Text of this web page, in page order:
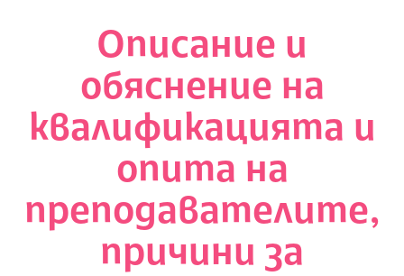
Описание и
обяснение на
квалификацията и
опита на
преподавателите,
причини за